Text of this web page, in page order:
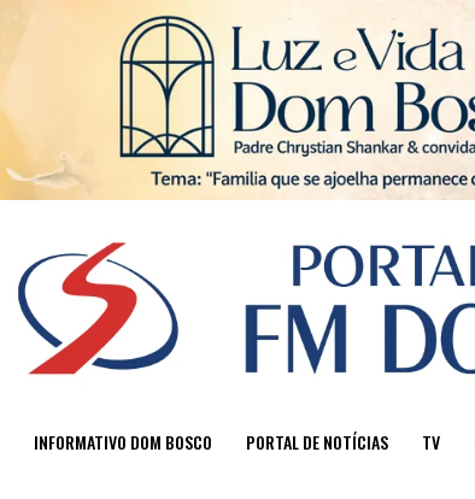
INFORMATIVO DOM BOSCO PORTAL DE NOTÍCIAS TV
Sair da